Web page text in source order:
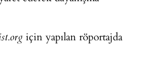
için yapılan röportajda